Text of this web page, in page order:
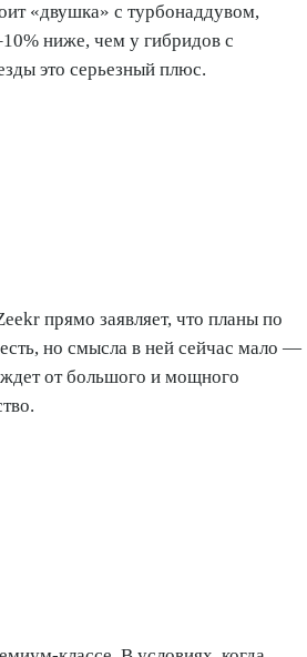
«двушка» с турбонаддувом,
ниже, чем у гибридов с
это серьезный плюс.
прямо заявляет, что планы по
но смысла в ней сейчас мало —
ждет от большого и мощного